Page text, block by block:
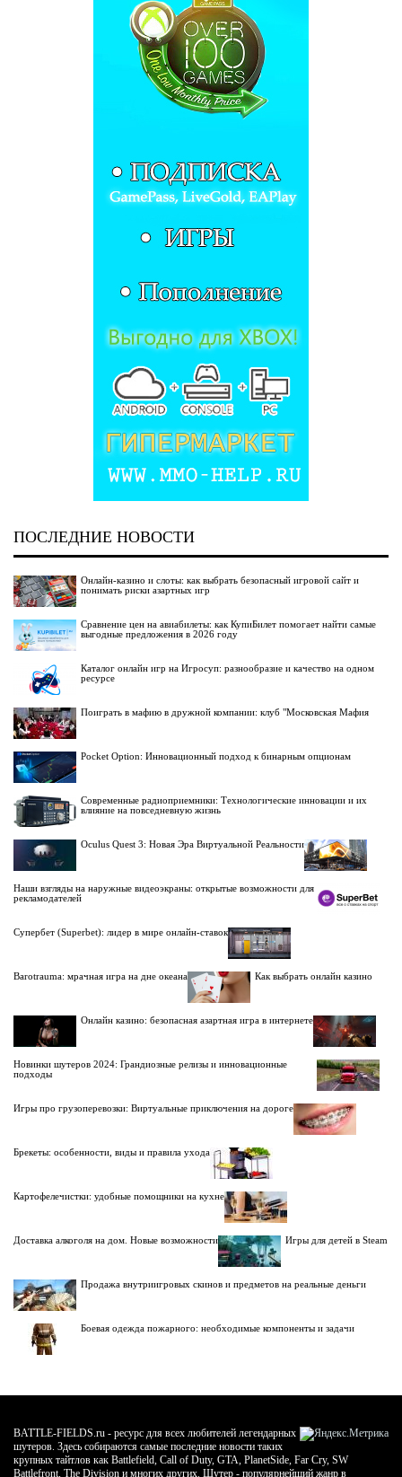
ПОСЛЕДНИЕ НОВОСТИ
Онлайн-казино и слоты: как выбрать безопасный игровой сайт и
понимать риски азартных игр
Сравнение цен на авиабилеты: как КупиБилет помогает найти самые
выгодные предложения в 2026 году
Каталог онлайн игр на Игросуп: разнообразие и качество на одном
ресурсе
Поиграть в мафию в дружной компании: клуб "Московская Мафия
Pocket Option: Инновационный подход к бинарным опционам
Современные радиоприемники: Технологические инновации и их
влияние на повседневную жизнь
Oculus Quest 3: Новая Эра Виртуальной Реальности
Наши взгляды на наружные видеоэкраны: открытые возможности для
рекламодателей
Супербет (Superbet): лидер в мире онлайн-ставок
Barotrauma: мрачная игра на дне океана Как выбрать онлайн казино
Онлайн казино: безопасная азартная игра в интернете
Новинки шутеров 2024: Грандиозные релизы и инновационные
подходы
Игры про грузоперевозки: Виртуальные приключения на дороге
Брекеты: особенности, виды и правила ухода
Картофелечистки: удобные помощники на кухне
Доставка алкоголя на дом. Новые возможности Игры для детей в Steam
Продажа внутриигровых скинов и предметов на реальные деньги
Боевая одежда пожарного: необходимые компоненты и задачи
BATTLE-FIELDS.ru - ресурс для всех любителей легендарных
шутеров. Здесь собираются самые последние новости таких
крупных тайтлов как Battlefield, Call of Duty, GTA, PlanetSide, Far Cry, SW
Battlefront, The Division и многих других. Шутер - популярнейший жанр в